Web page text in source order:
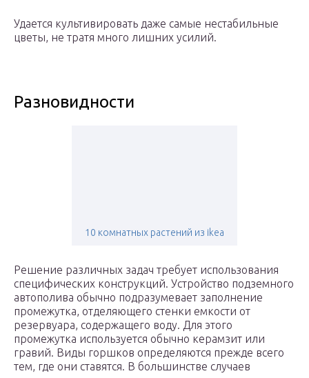
Удается культивировать даже самые нестабильные
цветы, не тратя много лишних усилий.
Разновидности
10 комнатных растений из ikea
Решение различных задач требует использования
специфических конструкций. Устройство подземного
автополива обычно подразумевает заполнение
промежутка, отделяющего стенки емкости от
резервуара, содержащего воду. Для этого
промежутка используется обычно керамзит или
гравий. Виды горшков определяются прежде всего
тем, где они ставятся. В большинстве случаев